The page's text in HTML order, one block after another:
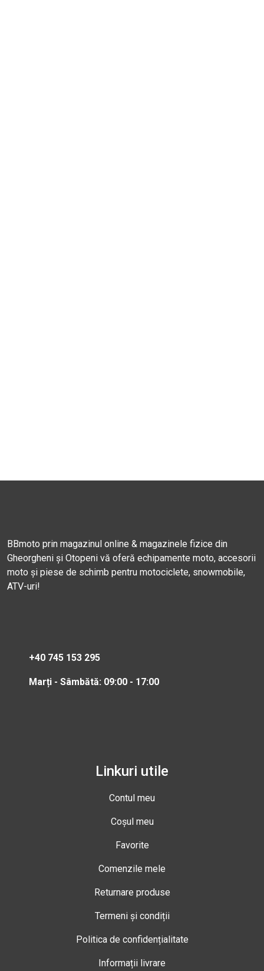
BBmoto prin magazinul online & magazinele fizice din
Gheorgheni și Otopeni vă oferă echipamente moto, accesorii
moto și piese de schimb pentru motociclete, snowmobile,
ATV-uri!
+40 745 153 295
Marți - Sâmbătă: 09:00 - 17:00
Linkuri utile
Contul meu
Coșul meu
Favorite
Comenzile mele
Returnare produse
Termeni și condiții
Politica de confidențialitate
Informații livrare